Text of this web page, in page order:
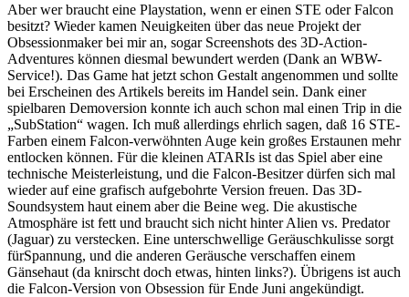
Aber wer braucht eine Playstation, wenn er einen STE oder Falcon
besitzt? Wieder kamen Neuigkeiten über das neue Projekt der
Obsessionmaker bei mir an, sogar Screenshots des 3D-Action-
Adventures können diesmal bewundert werden (Dank an WBW-
Service!). Das Game hat jetzt schon Gestalt angenommen und sollte
bei Erscheinen des Artikels bereits im Handel sein. Dank einer
spielbaren Demoversion konnte ich auch schon mal einen Trip in die
„SubStation“ wagen. Ich muß allerdings ehrlich sagen, daß 16 STE-
Farben einem Falcon-verwöhnten Auge kein großes Erstaunen mehr
entlocken können. Für die kleinen ATARIs ist das Spiel aber eine
technische Meisterleistung, und die Falcon-Besitzer dürfen sich mal
wieder auf eine grafisch aufgebohrte Version freuen. Das 3D-
Soundsystem haut einem aber die Beine weg. Die akustische
Atmosphäre ist fett und braucht sich nicht hinter Alien vs. Predator
(Jaguar) zu verstecken. Eine unterschwellige Geräuschkulisse sorgt
fürSpannung, und die anderen Geräusche verschaffen einem
Gänsehaut (da knirscht doch etwas, hinten links?). Übrigens ist auch
die Falcon-Version von Obsession für Ende Juni angekündigt.